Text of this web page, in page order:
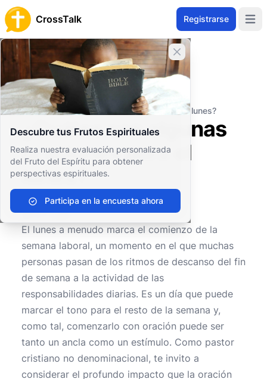
CrossTalk Registrarse
Cerrar banner
Descubre tus Frutos Espirituales
Realiza nuestra evaluación personalizada
del Fruto del Espíritu para obtener
perspectivas espirituales.
Participa en la encuesta ahora
Inicio
Archivo de Preguntas
Prácticas Espirituales
Oración
¿Cuáles son algunas oraciones para el lunes?
¿Cuáles son algunas
oraciones para el
lunes?
0 0 60
El lunes a menudo marca el comienzo de la
semana laboral, un momento en el que muchas
personas pasan de los ritmos de descanso del fin
de semana a la actividad de las
responsabilidades diarias. Es un día que puede
marcar el tono para el resto de la semana y,
como tal, comenzarlo con oración puede ser
tanto un ancla como un estímulo. Como pastor
cristiano no denominacional, te invito a
considerar el profundo impacto que la oración